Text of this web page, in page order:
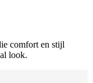
comfort en stijl
look.